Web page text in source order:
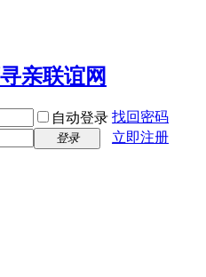
自动登录 找回密码
登录
立即注册